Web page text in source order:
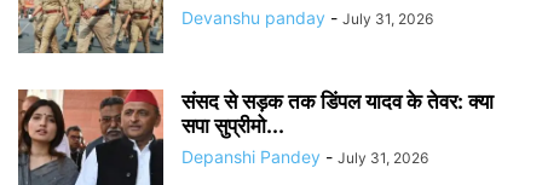
Devanshu panday - July 31, 2026
संसद से सड़क तक डिंपल यादव के तेवर: क्या
सपा सुप्रीमो...
Depanshi Pandey - July 31, 2026